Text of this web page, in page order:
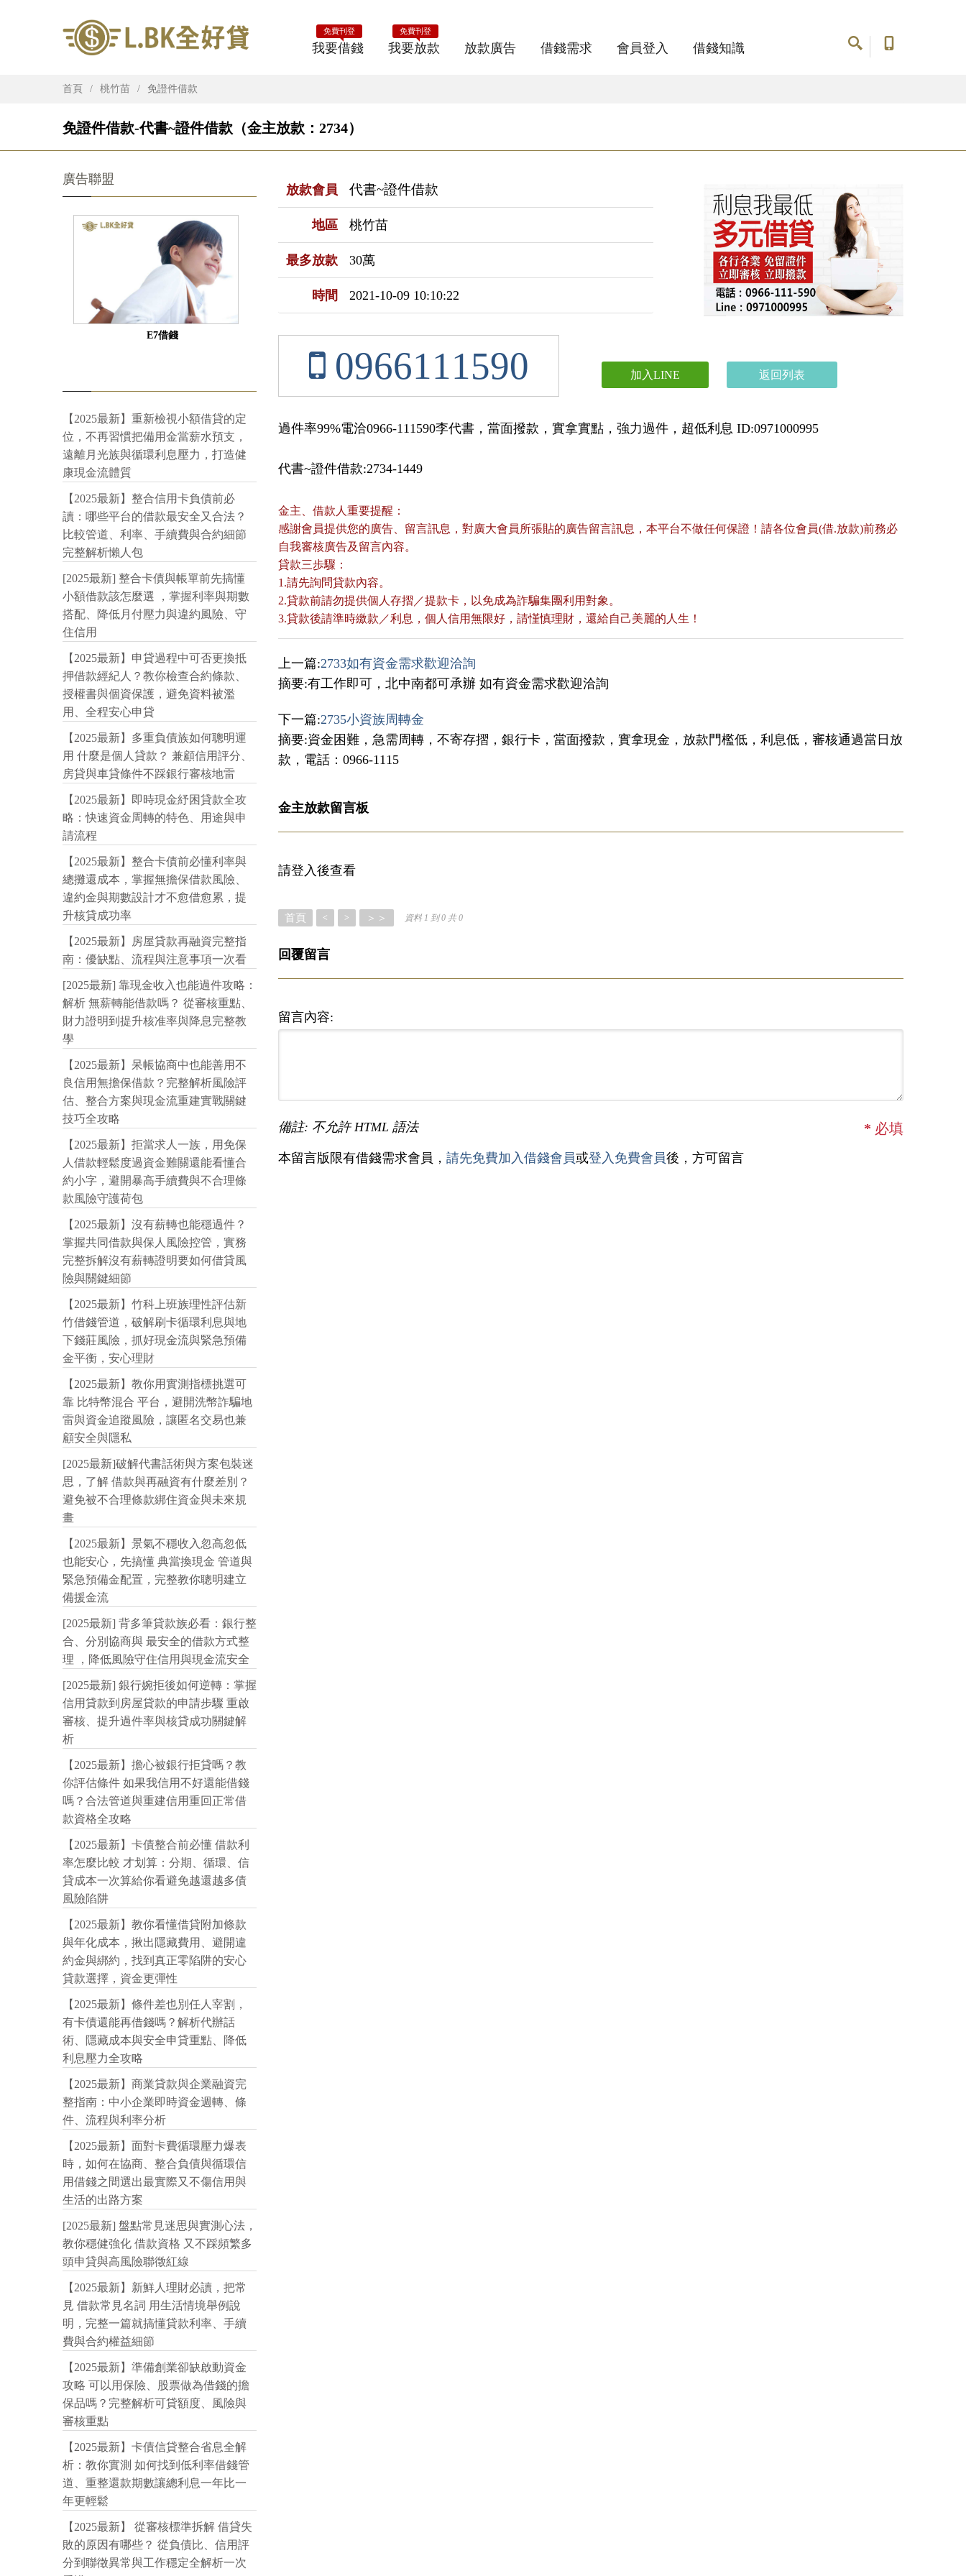
我要借錢
免費刊登
我要放款
免費刊登
放款廣告 借錢需求 會員登入 借錢知識
首頁 桃竹苗 免證件借款
免證件借款-代書~證件借款（金主放款：2734）
放款會員 代書~證件借款
地區 桃竹苗
最多放款 30萬
時間 2021-10-09 10:10:22
0966111590 加入LINE 返回列表
過件率99%電洽0966-111590李代書，當面撥款，實拿實點，強力過件，超低利息 ID:0971000995
代書~證件借款:2734-1449
金主、借款人重要提醒：
感謝會員提供您的廣告、留言訊息，對廣大會員所張貼的廣告留言訊息，本平台不做任何保證！請各位會員(借.放款)前務必
自我審核廣告及留言內容。
貸款三歩驟：
1.請先詢問貸款內容。
2.貸款前請勿提供個人存摺／提款卡，以免成為詐騙集團利用對象。
3.貸款後請準時繳款／利息，個人信用無限好，請慬慎理財，還給自己美麗的人生！
上一篇:2733如有資金需求歡迎洽詢
摘要:有工作即可，北中南都可承辦 如有資金需求歡迎洽詢
下一篇:2735小資族周轉金
摘要:資金困難，急需周轉，不寄存摺，銀行卡，當面撥款，實拿現金，放款門檻低，利息低，審核通過當日放
款，電話：0966-1115
金主放款留言板
請登入後查看
首頁 < > ＞＞ 資料 1 到 0 共 0
回覆留言
留言內容:
備註: 不允許 HTML 語法 * 必填
本留言版限有借錢需求會員， 請先免費加入借錢會員或登入免費會員後，方可留言
廣告聯盟
E7借錢
【2025最新】重新檢視小額借貸的定
位，不再習慣把備用金當薪水預支，
遠離月光族與循環利息壓力，打造健
康現金流體質
【2025最新】整合信用卡負債前必
讀：哪些平台的借款最安全又合法？
比較管道、利率、手續費與合約細節
完整解析懶人包
[2025最新] 整合卡債與帳單前先搞懂
小額借款該怎麼選 ，掌握利率與期數
搭配、降低月付壓力與違約風險、守
住信用
【2025最新】申貸過程中可否更換抵
押借款經紀人？教你檢查合約條款、
授權書與個資保護，避免資料被濫
用、全程安心申貸
【2025最新】多重負債族如何聰明運
用 什麼是個人貸款？ 兼顧信用評分、
房貸與車貸條件不踩銀行審核地雷
【2025最新】即時現金紓困貸款全攻
略：快速資金周轉的特色、用途與申
請流程
【2025最新】整合卡債前必懂利率與
總攤還成本，掌握無擔保借款風險、
違約金與期數設計才不愈借愈累，提
升核貸成功率
【2025最新】房屋貸款再融資完整指
南：優缺點、流程與注意事項一次看
[2025最新] 靠現金收入也能過件攻略：
解析 無薪轉能借款嗎？ 從審核重點、
財力證明到提升核准率與降息完整教
學
【2025最新】呆帳協商中也能善用不
良信用無擔保借款？完整解析風險評
估、整合方案與現金流重建實戰關鍵
技巧全攻略
【2025最新】拒當求人一族，用免保
人借款輕鬆度過資金難關還能看懂合
約小字，避開暴高手續費與不合理條
款風險守護荷包
【2025最新】沒有薪轉也能穩過件？
掌握共同借款與保人風險控管，實務
完整拆解沒有薪轉證明要如何借貸風
險與關鍵細節
【2025最新】竹科上班族理性評估新
竹借錢管道，破解刷卡循環利息與地
下錢莊風險，抓好現金流與緊急預備
金平衡，安心理財
【2025最新】教你用實測指標挑選可
靠 比特幣混合 平台，避開洗幣詐騙地
雷與資金追蹤風險，讓匿名交易也兼
顧安全與隱私
[2025最新]破解代書話術與方案包裝迷
思，了解 借款與再融資有什麼差別？
避免被不合理條款綁住資金與未來規
畫
【2025最新】景氣不穩收入忽高忽低
也能安心，先搞懂 典當換現金 管道與
緊急預備金配置，完整教你聰明建立
備援金流
[2025最新] 背多筆貸款族必看：銀行整
合、分別協商與 最安全的借款方式整
理 ，降低風險守住信用與現金流安全
[2025最新] 銀行婉拒後如何逆轉：掌握
信用貸款到房屋貸款的申請步驟 重啟
審核、提升過件率與核貸成功關鍵解
析
【2025最新】擔心被銀行拒貸嗎？教
你評估條件 如果我信用不好還能借錢
嗎？合法管道與重建信用重回正常借
款資格全攻略
【2025最新】卡債整合前必懂 借款利
率怎麼比較 才划算：分期、循環、信
貸成本一次算給你看避免越還越多債
風險陷阱
【2025最新】教你看懂借貸附加條款
與年化成本，揪出隱藏費用、避開違
約金與綁約，找到真正零陷阱的安心
貸款選擇，資金更彈性
【2025最新】條件差也別任人宰割，
有卡債還能再借錢嗎？解析代辦話
術、隱藏成本與安全申貸重點、降低
利息壓力全攻略
【2025最新】商業貸款與企業融資完
整指南：中小企業即時資金週轉、條
件、流程與利率分析
【2025最新】面對卡費循環壓力爆表
時，如何在協商、整合負債與循環信
用借錢之間選出最實際又不傷信用與
生活的出路方案
[2025最新] 盤點常見迷思與實測心法，
教你穩健強化 借款資格 又不踩頻繁多
頭申貸與高風險聯徵紅線
【2025最新】新鮮人理財必讀，把常
見 借款常見名詞 用生活情境舉例說
明，完整一篇就搞懂貸款利率、手續
費與合約權益細節
【2025最新】準備創業卻缺啟動資金
攻略 可以用保險、股票做為借錢的擔
保品嗎？完整解析可貸額度、風險與
審核重點
【2025最新】卡債信貸整合省息全解
析：教你實測 如何找到低利率借錢管
道、重整還款期數讓總利息一年比一
年更輕鬆
【2025最新】 從審核標準拆解 借貸失
敗的原因有哪些？ 從負債比、信用評
分到聯徵異常與工作穩定全解析一次